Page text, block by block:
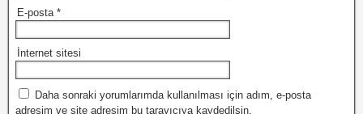
E-posta *
İnternet sitesi
Daha sonraki yorumlarımda kullanılması için adım, e-posta
adresim ve site adresim bu tarayıcıya kaydedilsin.